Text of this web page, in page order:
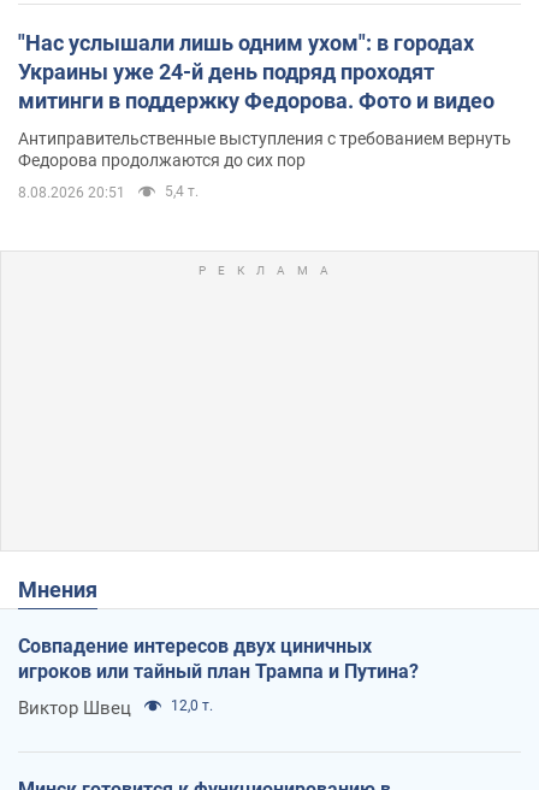
"Нас услышали лишь одним ухом": в городах
Украины уже 24-й день подряд проходят
митинги в поддержку Федорова. Фото и видео
Антиправительственные выступления с требованием вернуть
Федорова продолжаются до сих пор
8.08.2026 20:51 5,4 т.
Мнения
Совпадение интересов двух циничных
игроков или тайный план Трампа и Путина?
Виктор Швец 12,0 т.